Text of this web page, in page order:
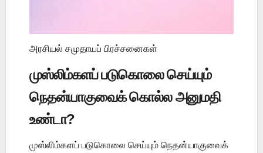
அரசியல் சமுதாயப் பிரச்சனைகள்
முஸ்லிம்களப் படுகொலை செய்யும்
நெதன்யாகுவைக் கொல்ல அனுமதி
உண்டா?
முஸ்லிம்களப் படுகொலை செய்யும் நெதன்யாகுவைக்